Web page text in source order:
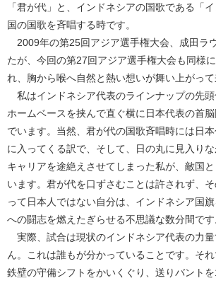
「君が代」と、インドネシアの国歌である「
国の国歌を斉唱する時です。
2009年の第25回アジア選手権大会、成田ラ
たが、今回の第27回アジア選手権大会も同様
れ、胸から喉へ自然と熱い想いが舞い上がって
私はインドネシア代表のラインナップの先頭
ホームベースを挟んで直ぐ横に日本代表の首
でいます。当然、君が代の国歌斉唱時には日
に入ってくる訳で、そして、日の丸に見入り
キャリアを途絶えさせてしまった私が、敵国
います。君が代を口ずさむことは許されず、
って日本人ではない自分は、インドネシア国
への闘志を燃えたぎらせる不思議な数分間です
実際、試合は現状のインドネシア代表の力
ん。これは誰もが分かっていることです。そ
鉄壁の守備シフトをかいくぐり、送りバント